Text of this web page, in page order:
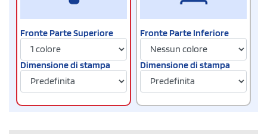
Fronte Parte Superiore
Dimensione di stampa
Fronte Parte Inferiore
Dimensione di stampa